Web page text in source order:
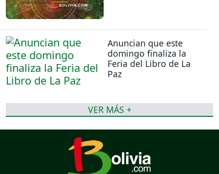
Anuncian que este
domingo finaliza la
Feria del Libro de La
Paz
VER MÁS +